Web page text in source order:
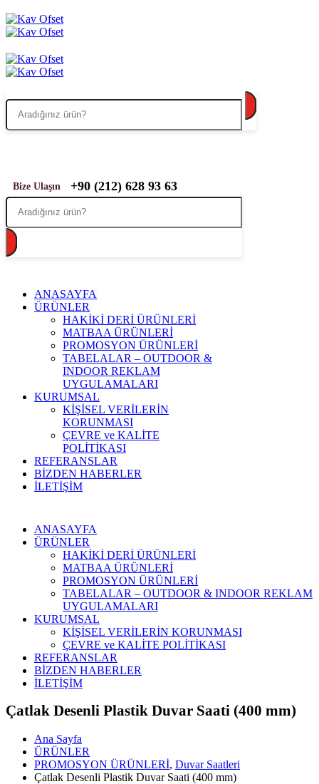
Bize Ulaşın +90 (212) 628 93 63
ANASAYFA
ÜRÜNLER
HAKİKİ DERİ ÜRÜNLERİ
MATBAA ÜRÜNLERİ
PROMOSYON ÜRÜNLERİ
TABELALAR – OUTDOOR &
INDOOR REKLAM
UYGULAMALARI
KURUMSAL
KİŞİSEL VERİLERİN
KORUNMASI
ÇEVRE ve KALİTE
POLİTİKASI
REFERANSLAR
BİZDEN HABERLER
İLETİŞİM
ANASAYFA
ÜRÜNLER
HAKİKİ DERİ ÜRÜNLERİ
MATBAA ÜRÜNLERİ
PROMOSYON ÜRÜNLERİ
TABELALAR – OUTDOOR & INDOOR REKLAM
UYGULAMALARI
KURUMSAL
KİŞİSEL VERİLERİN KORUNMASI
ÇEVRE ve KALİTE POLİTİKASI
REFERANSLAR
BİZDEN HABERLER
İLETİŞİM
Çatlak Desenli Plastik Duvar Saati (400 mm)
Ana Sayfa
ÜRÜNLER
PROMOSYON ÜRÜNLERİ, Duvar Saatleri
Çatlak Desenli Plastik Duvar Saati (400 mm)